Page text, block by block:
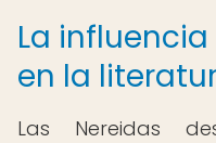
La
en la
Las Nereidas